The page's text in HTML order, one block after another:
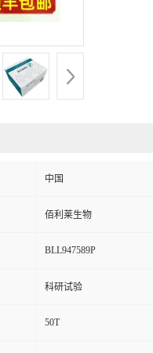
中国
佰利莱生物
BLL947589P
科研试验
50T